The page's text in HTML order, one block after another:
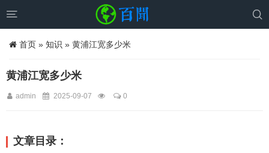
 
首页 » 知识 » 黄浦江宽多少米
黄浦江宽多少米
admin 2025-09-07 0
文章目录：